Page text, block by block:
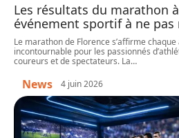
Les résultats du marathon
événement sportif à ne pas
Le marathon de Florence s’affirme
incontournable pour les passionnés
coureurs et de spectateurs. La…
News 4 juin 2026